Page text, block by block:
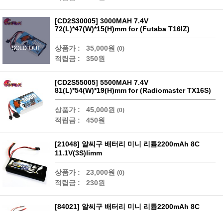
[CD2S30005] 3000MAH 7.4V
72(L)*47(W)*15(H)mm for (Futaba T16IZ)
상품가 : 35,000원 (0)
적립금 : 350원
[CD2S55005] 5500MAH 7.4V
81(L)*54(W)*19(H)mm for (Radiomaster TX16S)
상품가 : 45,000원 (0)
적립금 : 450원
[21048] 알씨구 배터리 미니 리튬2200mAh 8C
11.1V(3S)limm
상품가 : 23,000원 (0)
적립금 : 230원
[84021] 알씨구 배터리 미니 리튬2200mAh 8C